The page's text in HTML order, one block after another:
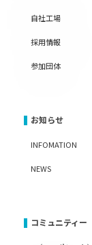
自社工場
採用情報
参加団体
お知らせ
INFOMATION
NEWS
コミュニティー